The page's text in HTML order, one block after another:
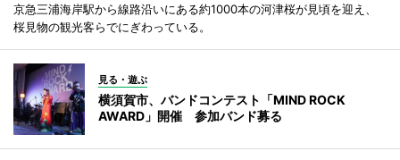
京急三浦海岸駅から線路沿いにある約1000本の河津桜が見頃を迎え、
桜見物の観光客らでにぎわっている。
見る・遊ぶ
横須賀市、バンドコンテスト「MIND ROCK
AWARD」開催 参加バンド募る